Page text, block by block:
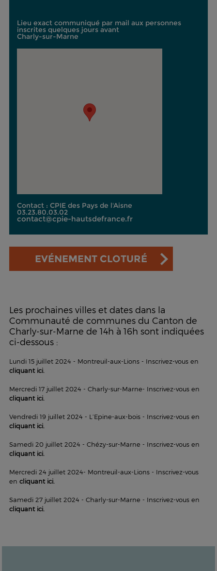
Lieu exact communiqué par mail aux personnes
inscrites quelques jours avant
Charly-sur-Marne
Contact : CPIE des Pays de l'Aisne
03.23.80.03.02
contact@cpie-hautsdefrance.fr
EVÉNEMENT CLOTURÉ
Les prochaines villes et dates dans la
Communauté de communes du Canton de
Charly-sur-Marne de 14h à 16h sont indiquées
ci-dessous :
Lundi 15 juillet 2024 - Montreuil-aux-Lions - Inscrivez-vous en
cliquant ici.
Mercredi 17 juillet 2024 - Charly-sur-Marne- Inscrivez-vous en
cliquant ici.
Vendredi 19 juillet 2024 - L’Epine-aux-bois - Inscrivez-vous en
cliquant ici.
Samedi 20 juillet 2024 - Chézy-sur-Marne - Inscrivez-vous en
cliquant ici.
Mercredi 24 juillet 2024- Montreuil-aux-Lions - Inscrivez-vous
en cliquant ici.
Samedi 27 juillet 2024 - Charly-sur-Marne - Inscrivez-vous en
cliquant ici.